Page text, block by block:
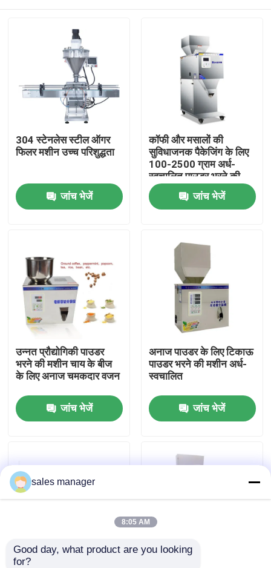
उत्पाद
हमारे बारे में
कारखाने का दौरा
गुणवत्ता नियंत्रण
उद्धरण मांगें
पैकेजिंग लेबलिंग मशीन
ऑटोमैटिक बोतल कैपिंग मशीन
304 स्टेनलेस स्टील ऑगर
फिलर मशीन उच्च परिशुद्धता
जांच भेजें
कॉफी और मसालों की
सुविधाजनक पैकेजिंग के लिए
100-2500 ग्राम अर्ध-
स्वचालित पाउडर भरने की
मशीन
जांच भेजें
उन्नत प्रौद्योगिकी पाउडर
भरने की मशीन चाय के बीज
के लिए अनाज चमकदार वजन
जांच भेजें
अनाज पाउडर के लिए टिकाऊ
पाउडर भरने की मशीन अर्ध-
स्वचालित
जांच भेजें
1% भरने की सटीकता के
sales manager
8:05 AM
Good day, what product are you looking
for?